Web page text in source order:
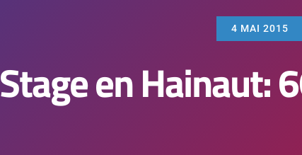
4 MAI 2015
Stage en Hainaut: